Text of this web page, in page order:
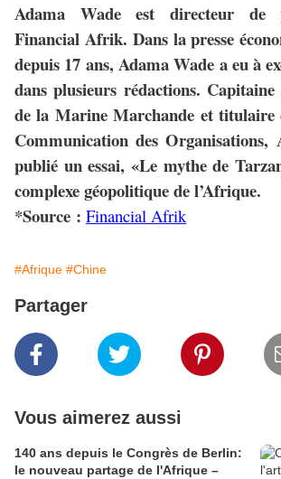
Adama Wade est directeur de
Financial Afrik. Dans la presse
depuis 17 ans, Adama Wade a eu à
dans plusieurs rédactions.
de la Marine Marchande et
Communication des Organisations,
publié un essai, «Le mythe de
complexe géopolitique de l’Afrique.
*Source : Financial Afrik
#Afrique #Chine
Partager
Vous aimerez aussi
140 ans depuis le Congrès de Berlin:
le nouveau partage de l'Afrique –